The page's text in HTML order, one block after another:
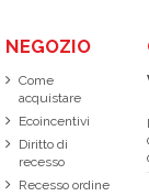
NEGOZIO
Come
acquistare
Ecoincentivi
Diritto di
recesso
Recesso ordine